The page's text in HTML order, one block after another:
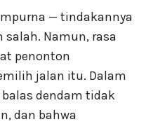
— tindakannya
Namun, rasa
penonton
jalan itu. Dalam
balas dendam tidak
dan bahwa